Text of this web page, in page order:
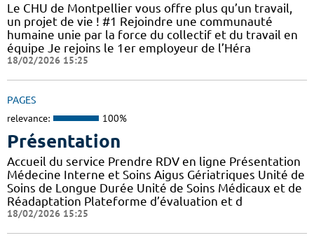
Le CHU de Montpellier vous offre plus qu’un travail,
un projet de vie ! #1 Rejoindre une communauté
humaine unie par la force du collectif et du travail en
équipe Je rejoins le 1er employeur de l’Héra
18/02/2026 15:25
PAGES
relevance: 100%
Présentation
Accueil du service Prendre RDV en ligne Présentation
Médecine Interne et Soins Aigus Gériatriques Unité de
Soins de Longue Durée Unité de Soins Médicaux et de
Réadaptation Plateforme d’évaluation et d
18/02/2026 15:25